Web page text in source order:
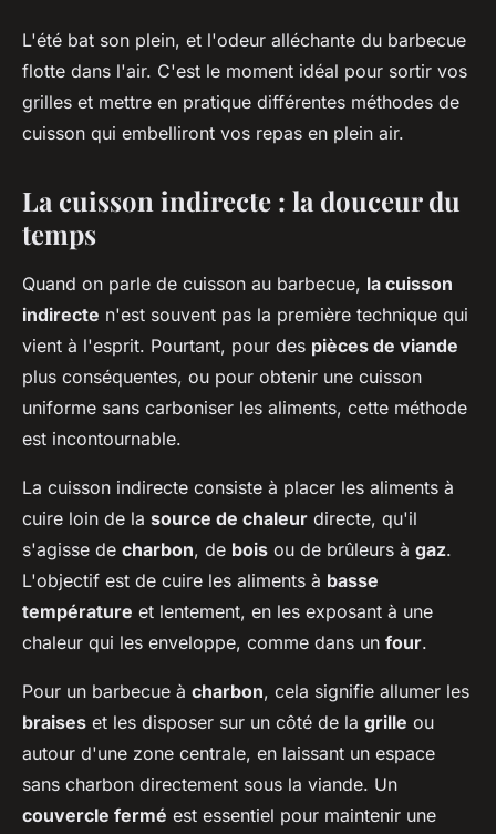
Les différentes méthodes de
cuisson au barbecue
sébastien•9 mars 2024•2 min de lecture
L'été bat son plein, et l'odeur alléchante du barbecue
flotte dans l'air. C'est le moment idéal pour sortir vos
grilles et mettre en pratique différentes méthodes de
cuisson qui embelliront vos repas en plein air.
La cuisson indirecte : la douceur du
temps
Quand on parle de cuisson au barbecue, la cuisson
indirecte n'est souvent pas la première technique qui
vient à l'esprit. Pourtant, pour des pièces de viande
plus conséquentes, ou pour obtenir une cuisson
uniforme sans carboniser les aliments, cette méthode
est incontournable.
La cuisson indirecte consiste à placer les aliments à
cuire loin de la source de chaleur directe, qu'il
s'agisse de charbon, de bois ou de brûleurs à gaz.
L'objectif est de cuire les aliments à basse
température et lentement, en les exposant à une
chaleur qui les enveloppe, comme dans un four.
Pour un barbecue à charbon, cela signifie allumer les
braises et les disposer sur un côté de la grille ou
autour d'une zone centrale, en laissant un espace
sans charbon directement sous la viande. Un
couvercle fermé est essentiel pour maintenir une